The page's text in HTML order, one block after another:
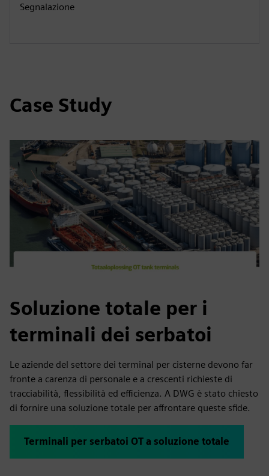
Segnalazione
Case Study
Soluzione totale per i
terminali dei serbatoi
Le aziende del settore dei terminal per cisterne devono far
fronte a carenza di personale e a crescenti richieste di
tracciabilità, flessibilità ed efficienza. A DWG è stato chiesto
di fornire una soluzione totale per affrontare queste sfide.
Terminali per serbatoi OT a soluzione totale